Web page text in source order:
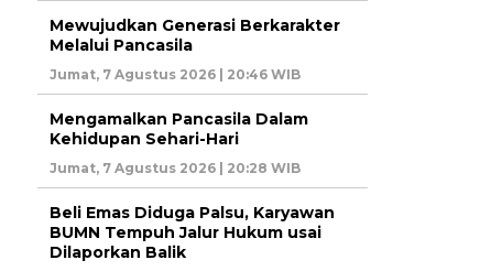
Mewujudkan Generasi Berkarakter
Melalui Pancasila
Jumat, 7 Agustus 2026 | 20:46 WIB
Mengamalkan Pancasila Dalam
Kehidupan Sehari-Hari
Jumat, 7 Agustus 2026 | 20:28 WIB
Beli Emas Diduga Palsu, Karyawan
BUMN Tempuh Jalur Hukum usai
Dilaporkan Balik